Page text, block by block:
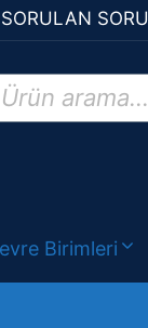
Birimleri